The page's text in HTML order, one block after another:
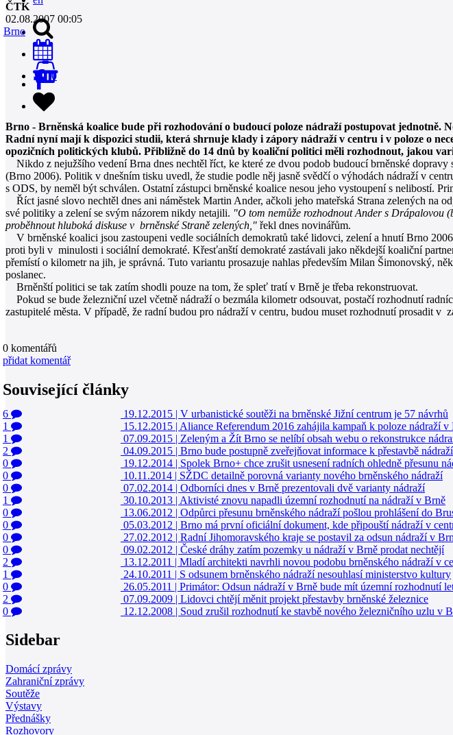
0
ČTK
02.08.2007 00:05
Brno
Brno - Brněnská koalice bude při rozhodování o budoucí poloze nádraží postupovat jednotně.
Radní nyní mají k dispozici studii, která shrnuje klady i zápory nádraží v centru i v poloze o
opozičních politických klubů. Přibližně do 14 dnů by koaliční politici měli rozhodnout, jakou
Nikdo z nejužšího vedení Brna dnes nechtěl říct, ke které ze dvou podob budoucí brněnské
(Brno 2006). Politik v dnešním tisku uvedl, že studie podle něj jasně svědčí o výhodách nádraží v
s ODS, by neměl být schválen. Ostatní zástupci brněnské koalice nesou jeho vystoupení s nelibostí.
Říct jasné slovo nechtěl dnes ani náměstek Martin Ander, ačkoli jeho mateřská Strana zelených na
své politiky a zelení se svým názorem nikdy netajili. "O tom nemůže rozhodnout Ander s Drápalovou
proběhnout hluboká diskuse v brněnské Straně zelených," řekl dnes novinářům.
V brněnské koalici jsou zastoupeni vedle sociálních demokratů také lidovci, zelení a hnutí Brno
proti byli v minulosti i sociální demokraté. Křesťanští demokraté zastávali jako někdejší koaliční
přemístí o kilometr na jih, je správná. Tuto variantu prosazuje nahlas především Milan Šimonovský,
poslanec.
Brněnští politici se tak zatím shodli pouze na tom, že spleť tratí v Brně je třeba rekonstruovat.
Pokud se bude železniční uzel včetně nádraží o bezmála kilometr odsouvat, postačí rozhodnutí
zastupitelé města. V případě, že radní budou pro nádraží v centru, budou muset rozhodnutí prosadit v
0 komentářů
přidat komentář
Související články
6 19.12.2015 | V urbanistické soutěži na brněnské Jižní centrum je 57 návrhů
1
15.12.2015 | Aliance Referendum 2016 zahájila kampaň k poloze nádraží v
1
07.09.2015 | Zeleným a Žít Brno se nelíbí obsah webu o rekonstrukce
2
04.09.2015 | Brno bude postupně zveřejňovat informace k přestavbě nádraží
0
19.12.2014 | Spolek Brno+ chce zrušit usnesení radních ohledně přesunu
0
10.11.2014 | SŽDC detailně porovná varianty nového brněnského nádraží
0
07.02.2014 | Odborníci dnes v Brně prezentovali dvě varianty nádraží
1
30.10.2013 | Aktivisté znovu napadli územní rozhodnutí na nádraží v Brně
0
13.06.2012 | Odpůrci přesunu brněnského nádraží pošlou prohlášení do
0
05.03.2012 | Brno má první oficiální dokument, kde připouští nádraží v
0
27.02.2012 | Radní Jihomoravského kraje se postavil za odsun nádraží v
0
09.02.2012 | České dráhy zatím pozemky u nádraží v Brně prodat nechtějí
2
13.12.2011 | Mladí architekti navrhli novou podobu brněnského nádraží v
1
24.10.2011 | S odsunem brněnského nádraží nesouhlasí ministerstvo kultury
0
26.05.2011 | Primátor: Odsun nádraží v Brně bude mít územní rozhodnutí
2
07.09.2009 | Lidovci chtějí měnit projekt přestavby brněnské železnice
0
12.12.2008 | Soud zrušil rozhodnutí ke stavbě nového železničního uzlu v
Sidebar
Domácí zprávy
Zahraniční zprávy
Soutěže
Výstavy
Přednášky
Rozhovory